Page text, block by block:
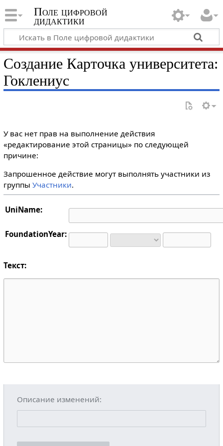
Поле цифровой
дидактики
Создание Карточка университета:
Гоклениус
У вас нет прав на выполнение действия
«редактирование этой страницы» по следующей
причине:
Запрошенное действие могут выполнять участники из
группы Участники.
UniName:
FoundationYear:
Текст:
Описание изменений: